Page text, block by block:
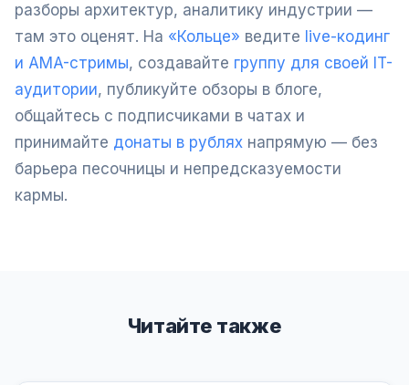
разборы архитектур, аналитику индустрии —
там это оценят. На «Кольце» ведите live-кодинг
и AMA-стримы, создавайте группу для своей IT-
аудитории, публикуйте обзоры в блоге,
общайтесь с подписчиками в чатах и
принимайте донаты в рублях напрямую — без
барьера песочницы и непредсказуемости
кармы.
Читайте также